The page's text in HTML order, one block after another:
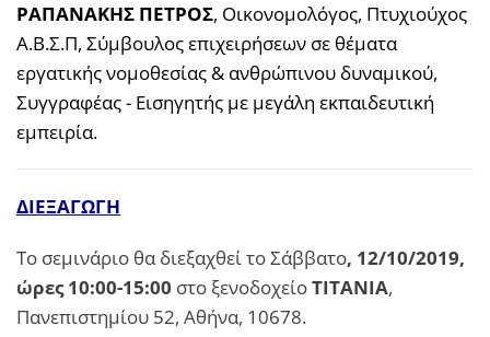
ΡΑΠΑΝΑΚΗΣ ΠΕΤΡΟΣ, Οικονομολόγος, Πτυχιούχος
Α.Β.Σ.Π, Σύμβουλος επιχειρήσεων σε θέματα
εργατικής νομοθεσίας & ανθρώπινου δυναμικού,
Συγγραφέας - Εισηγητής με μεγάλη εκπαιδευτική
εμπειρία.
ΔΙΕΞΑΓΩΓΗ
Το σεμινάριο θα διεξαχθεί το Σάββατο, 12/10/2019,
ώρες 10:00-15:00 στο ξενοδοχείοΤΙΤΑΝΙΑ,
Πανεπιστημίου 52, Αθήνα, 10678.